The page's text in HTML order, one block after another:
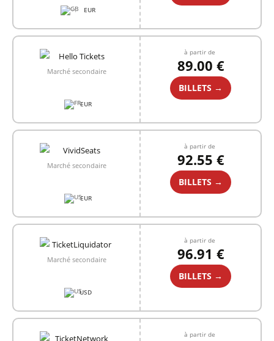
+1 EUR
Marché secondaire
EUR
à partir de
89.00 €
BILLETS →
Marché secondaire
EUR
à partir de
92.55 €
BILLETS →
Marché secondaire
USD
à partir de
96.91 €
BILLETS →
à partir de